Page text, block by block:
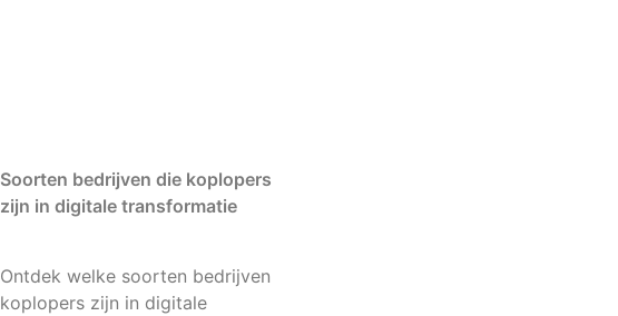
Soorten bedrijven die koplopers
zijn in digitale transformatie
Ontdek welke soorten bedrijven
koplopers zijn in digitale